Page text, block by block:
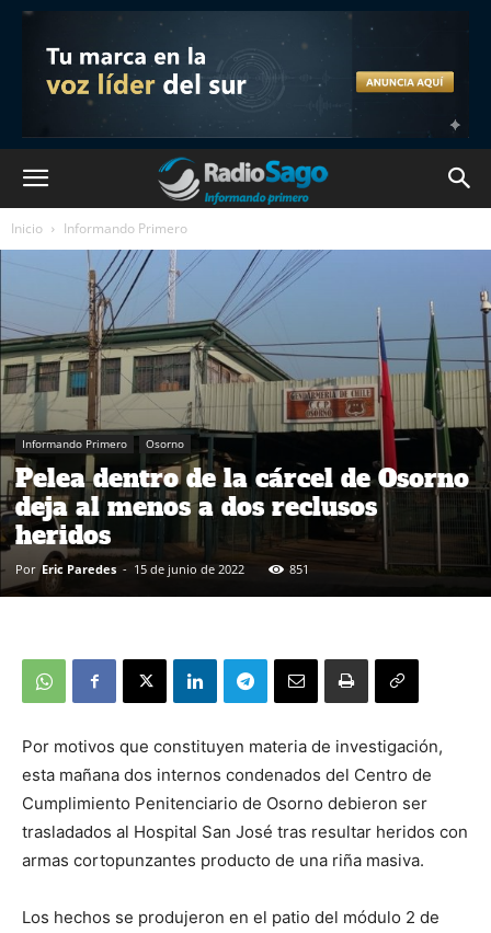
Inicio Informando Primero
Informando Primero Osorno
Pelea dentro de la cárcel de Osorno
deja al menos a dos reclusos
heridos
Por Eric Paredes - 15 de junio de 2022 851
Por motivos que constituyen materia de investigación,
esta mañana dos internos condenados del Centro de
Cumplimiento Penitenciario de Osorno debieron ser
trasladados al Hospital San José tras resultar heridos con
armas cortopunzantes producto de una riña masiva.
Los hechos se produjeron en el patio del módulo 2 de